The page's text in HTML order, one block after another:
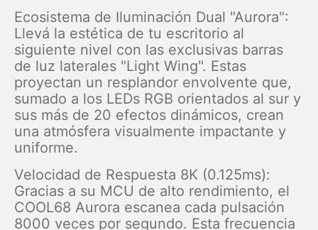
Ecosistema de Iluminación Dual "Aurora":
Llevá la estética de tu escritorio al
siguiente nivel con las exclusivas barras
de luz laterales "Light Wing". Estas
proyectan un resplandor envolvente que,
sumado a los LEDs RGB orientados al sur y
sus más de 20 efectos dinámicos, crean
una atmósfera visualmente impactante y
uniforme.
Velocidad de Respuesta 8K (0.125ms):
Gracias a su MCU de alto rendimiento, el
COOL68 Aurora escanea cada pulsación
8000 veces por segundo. Esta frecuencia